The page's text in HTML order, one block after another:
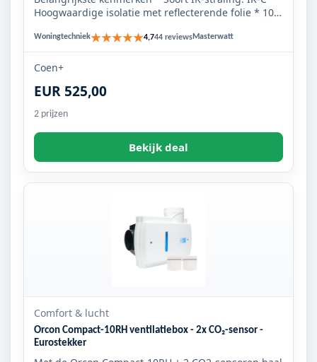
Hoogwaardige isolatie met reflecterende folie * 10
Woningtechniek★★★★★4,744 reviewsMasterwatt
Coen+
EUR 525,00
2 prijzen
Bekijk deal
Comfort & lucht
Orcon Compact-10RH ventilatiebox - 2x CO₂-sensor -
Eurostekker